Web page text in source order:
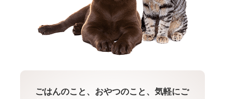
ごはんのこと、おやつのこと、気軽にご